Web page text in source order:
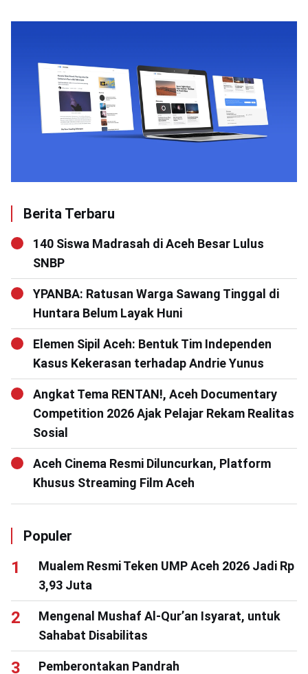
Berita Terbaru
140 Siswa Madrasah di Aceh Besar Lulus
SNBP
YPANBA: Ratusan Warga Sawang Tinggal di
Huntara Belum Layak Huni
Elemen Sipil Aceh: Bentuk Tim Independen
Kasus Kekerasan terhadap Andrie Yunus
Angkat Tema RENTAN!, Aceh Documentary
Competition 2026 Ajak Pelajar Rekam Realitas
Sosial
Aceh Cinema Resmi Diluncurkan, Platform
Khusus Streaming Film Aceh
Populer
Mualem Resmi Teken UMP Aceh 2026 Jadi Rp
3,93 Juta
Mengenal Mushaf Al-Qur’an Isyarat, untuk
Sahabat Disabilitas
Pemberontakan Pandrah